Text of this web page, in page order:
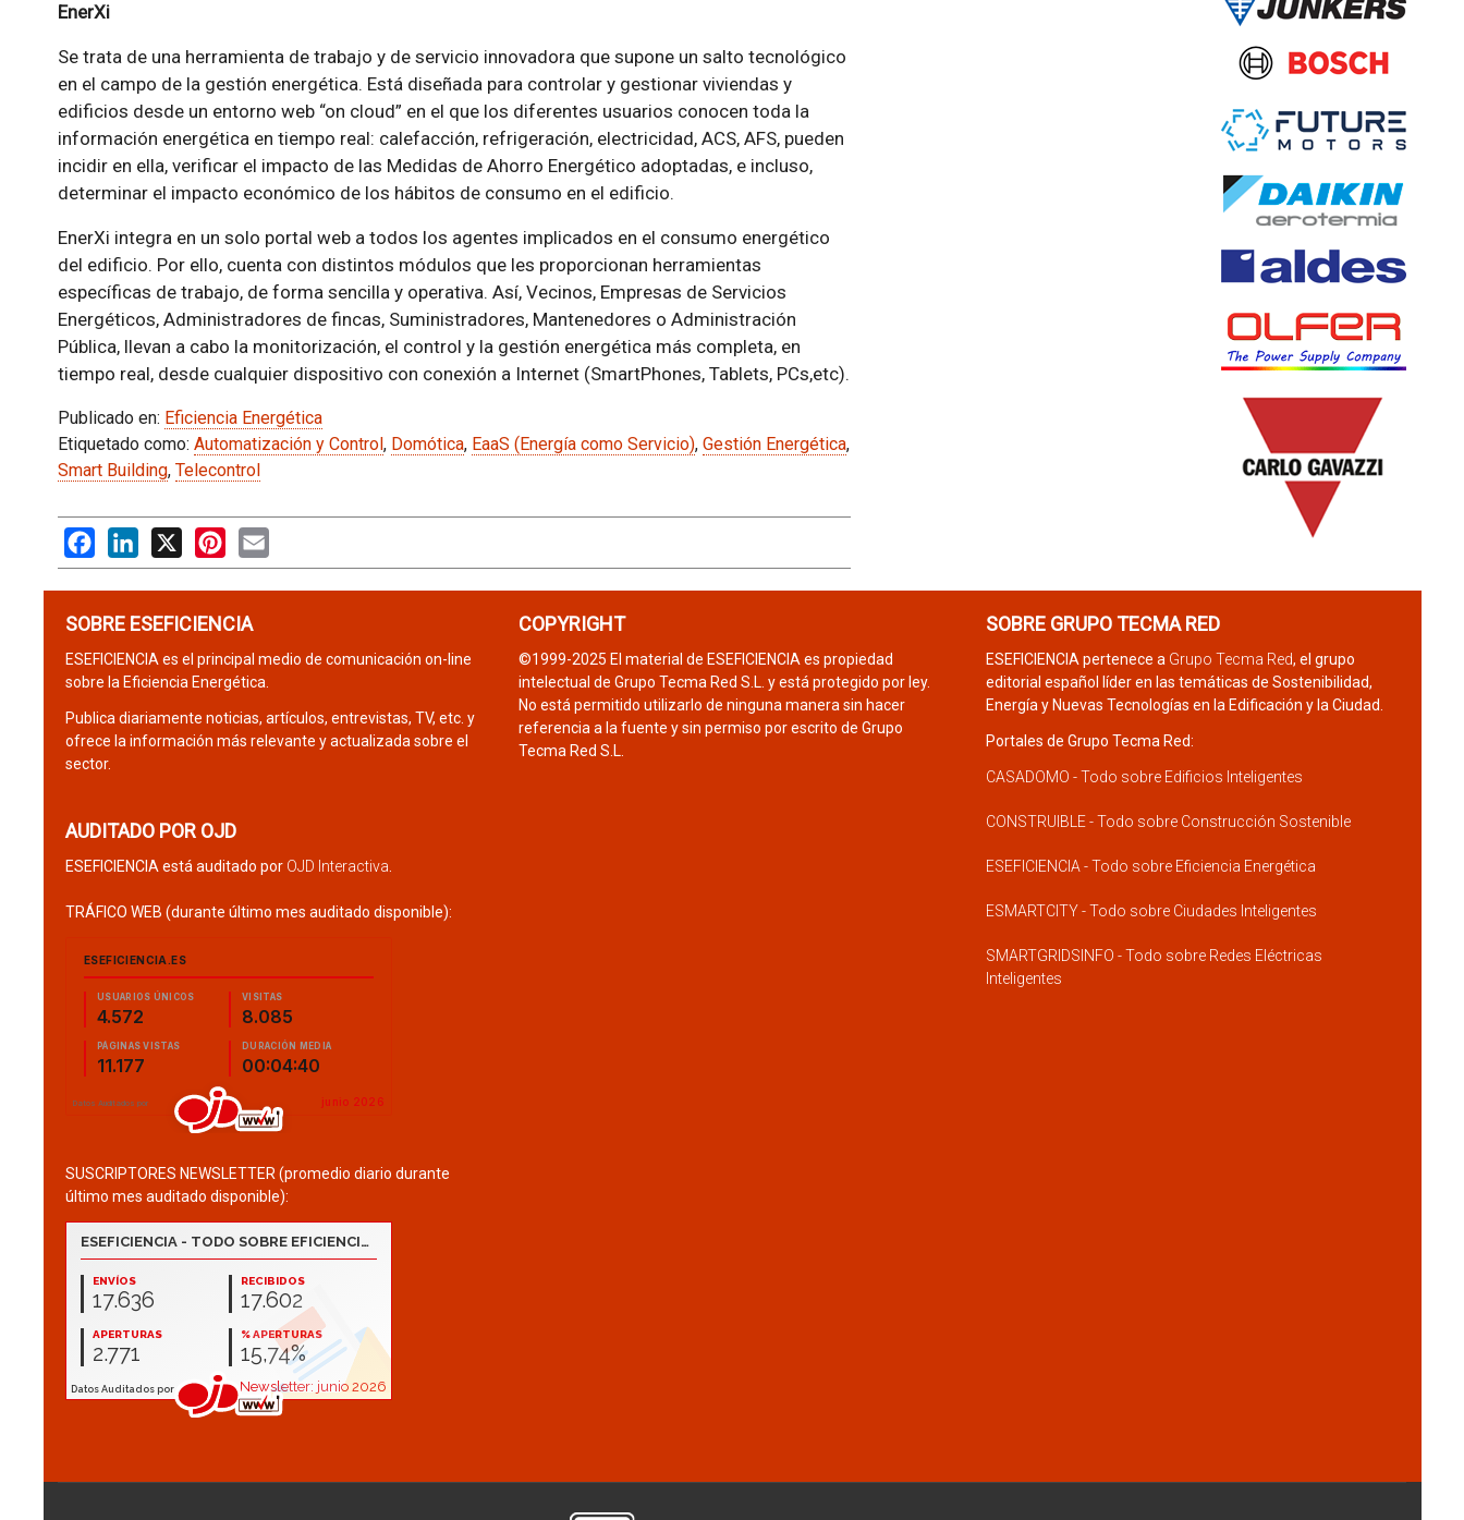
EnerXi
Se trata de una herramienta de trabajo y de servicio innovadora que supone un salto tecnológico
en el campo de la gestión energética. Está diseñada para controlar y gestionar viviendas y
edificios desde un entorno web “on cloud” en el que los diferentes usuarios conocen toda la
información energética en tiempo real: calefacción, refrigeración, electricidad, ACS, AFS, pueden
incidir en ella, verificar el impacto de las Medidas de Ahorro Energético adoptadas, e incluso,
determinar el impacto económico de los hábitos de consumo en el edificio.
EnerXi integra en un solo portal web a todos los agentes implicados en el consumo energético
del edificio. Por ello, cuenta con distintos módulos que les proporcionan herramientas
específicas de trabajo, de forma sencilla y operativa. Así, Vecinos, Empresas de Servicios
Energéticos, Administradores de fincas, Suministradores, Mantenedores o Administración
Pública, llevan a cabo la monitorización, el control y la gestión energética más completa, en
tiempo real, desde cualquier dispositivo con conexión a Internet (SmartPhones, Tablets, PCs,etc).
Publicado en: Eficiencia Energética
Etiquetado como: Automatización y Control, Domótica, EaaS (Energía como Servicio), Gestión Energética,
Smart Building, Telecontrol
FacebookLinkedIn
X PinterestEmail
SOBRE ESEFICIENCIA
ESEFICIENCIA es el principal medio de comunicación on-line
sobre la Eficiencia Energética.
Publica diariamente noticias, artículos, entrevistas, TV, etc. y
ofrece la información más relevante y actualizada sobre el
sector.
AUDITADO POR OJD
ESEFICIENCIA está auditado por OJD Interactiva
TRÁFICO WEB (durante último mes auditado disponible):
SUSCRIPTORES NEWSLETTER (promedio diario durante
último mes auditado disponible):
COPYRIGHT
©1999-2025 El material de ESEFICIENCIA es propiedad
intelectual de Grupo Tecma Red S.L. y está protegido por ley.
No está permitido utilizarlo de ninguna manera sin hacer
referencia a la fuente y sin permiso por escrito de Grupo
Tecma Red S.L.
SOBRE GRUPO TECMA RED
ESEFICIENCIA pertenece a Grupo Tecma Red, el grupo
editorial español líder en las temáticas de Sostenibilidad,
Energía y Nuevas Tecnologías en la Edificación y la Ciudad.
Portales de Grupo Tecma Red:
CASADOMO - Todo sobre Edificios Inteligentes
CONSTRUIBLE - Todo sobre Construcción Sostenible
ESEFICIENCIA - Todo sobre Eficiencia Energética
ESMARTCITY - Todo sobre Ciudades Inteligentes
SMARTGRIDSINFO - Todo sobre Redes Eléctricas
Inteligentes